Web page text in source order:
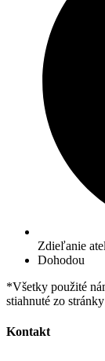
Zdieľanie
Dohodou
*Všetky použité
stiahnuté zo stránky
Kontakt